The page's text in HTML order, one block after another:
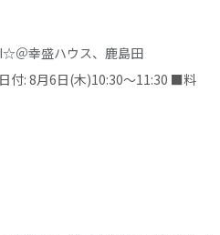
＠幸盛ハウス、鹿島田
: 8月6日(木)10:30～11:30 ■料